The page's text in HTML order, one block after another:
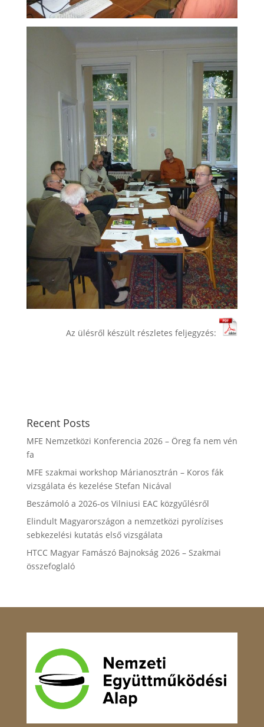
Az ülésről készült részletes feljegyzés:
Recent Posts
MFE Nemzetközi Konferencia 2026 – Öreg fa nem vén
fa
MFE szakmai workshop Márianosztrán – Koros fák
vizsgálata és kezelése Stefan Nicával
Beszámoló a 2026-os Vilniusi EAC közgyűlésről
Elindult Magyarországon a nemzetközi pyrolízises
sebkezelési kutatás első vizsgálata
HTCC Magyar Famászó Bajnokság 2026 – Szakmai
összefoglaló